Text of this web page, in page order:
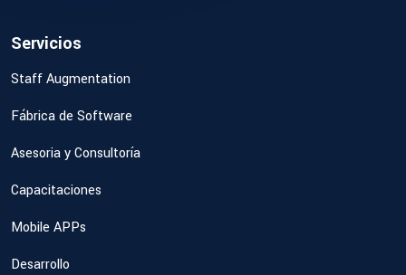
Servicios
Staff Augmentation
Fábrica de Software
Asesoria y Consultoría
Capacitaciones
Mobile APPs
Desarrollo